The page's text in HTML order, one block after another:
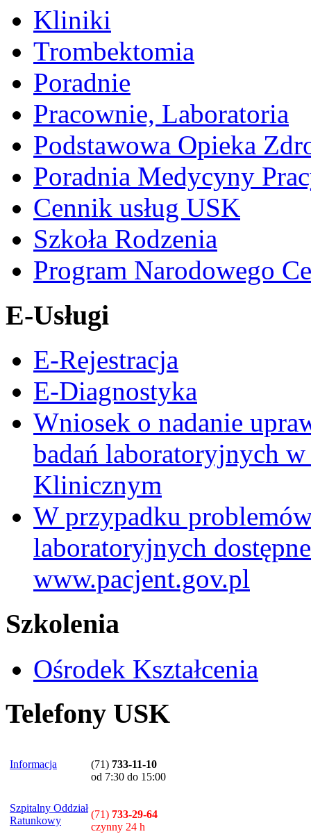
Kliniki
Trombektomia
Poradnie
Pracownie, Laboratoria
Podstawowa Opieka
Poradnia Medycyny
Cennik usług USK
Szkoła Rodzenia
Program Narodowego
E-Usługi
E-Rejestracja
E-Diagnostyka
Wniosek o nadanie
badań laboratoryjnych
Klinicznym
W przypadku
laboratoryjnych
www.pacjent.gov.pl
Szkolenia
Ośrodek Kształcenia
Telefony USK
Informacja (71) 733-11-10
od 7:30 do 15:00
Szpitalny Oddział
Ratunkowy
(71) 733-29-64
czynny 24 h